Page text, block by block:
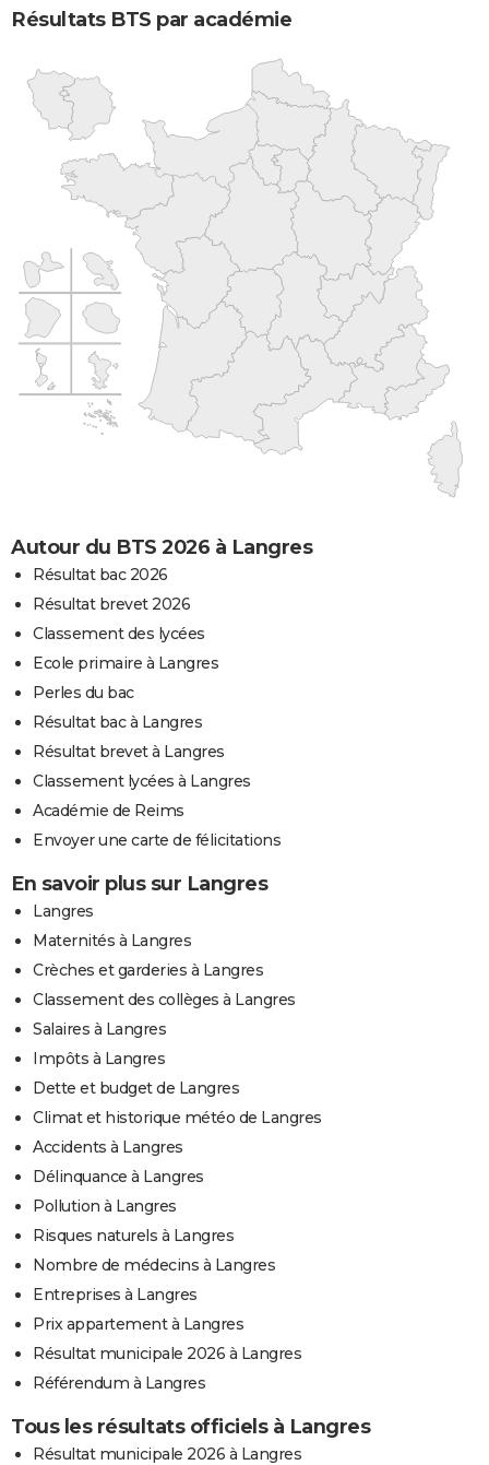
Résultats BTS par académie
Autour du BTS 2026 à Langres
Résultat bac 2026
Résultat brevet 2026
Classement des lycées
Ecole primaire à Langres
Perles du bac
Résultat bac à Langres
Résultat brevet à Langres
Classement lycées à Langres
Académie de Reims
Envoyer une carte de félicitations
En savoir plus sur Langres
Langres
Maternités à Langres
Crèches et garderies à Langres
Classement des collèges à Langres
Salaires à Langres
Impôts à Langres
Dette et budget de Langres
Climat et historique météo de Langres
Accidents à Langres
Délinquance à Langres
Pollution à Langres
Risques naturels à Langres
Nombre de médecins à Langres
Entreprises à Langres
Prix appartement à Langres
Résultat municipale 2026 à Langres
Référendum à Langres
Tous les résultats officiels à Langres
Résultat municipale 2026 à Langres